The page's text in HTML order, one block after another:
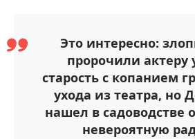
Это интересно:
пророчили актеру
старость с копанием
ухода из театра, но
нашел в садоводстве
невероятную